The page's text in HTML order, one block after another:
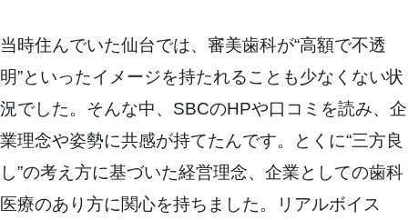
当時住んでいた仙台では、審美歯科が“高額で不透
明”といったイメージを持たれることも少なくない状
況でした。そんな中、SBCのHPや口コミを読み、企
業理念や姿勢に共感が持てたんです。とくに“三方良
し”の考え方に基づいた経営理念、企業としての歯科
医療のあり方に関心を持ちました。リアルボイス